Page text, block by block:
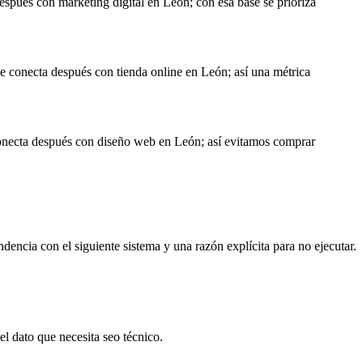
después con tienda online en León; así una métrica
después con diseño web en León; así evitamos comprar
con el siguiente sistema y una razón explícita para no ejecutar.
dato que necesita seo técnico.